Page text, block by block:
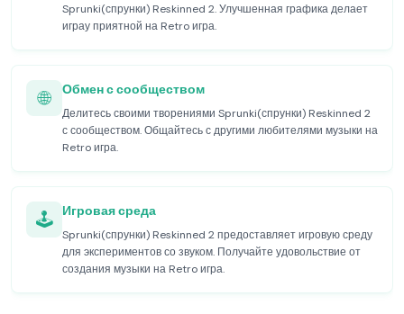
Sprunki(спрунки) Reskinned 2. Улучшенная графика делает
играу приятной на Retro игра.
🌐 Обмен с сообществом
Делитесь своими творениями Sprunki(спрунки) Reskinned 2
с сообществом. Общайтесь с другими любителями музыки на
Retro игра.
🕹️ Игровая среда
Sprunki(спрунки) Reskinned 2 предоставляет игровую среду
для экспериментов со звуком. Получайте удовольствие от
создания музыки на Retro игра.